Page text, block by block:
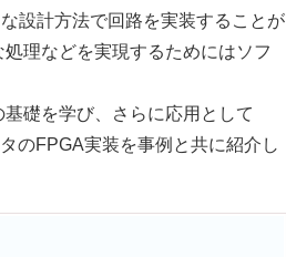
設計方法で回路を実装することが
理などを実現するためにはソフ
礎を学び、さらに応用として
のFPGA実装を事例と共に紹介し